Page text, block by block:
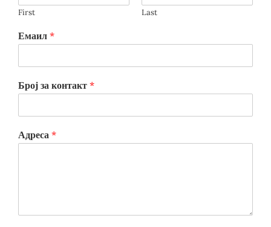
First Last
Емаил *
Број за контакт *
Адреса *